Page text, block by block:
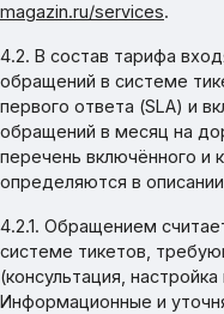
magazin.ru/services.
4.2. В состав тарифа
обращений в системе
первого ответа (SLA) и
обращений в месяц на
перечень включённого и
определяются в
4.2.1. Обращением
системе тикетов,
(консультация,
Информационные и